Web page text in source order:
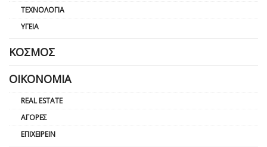
ΤΕΧΝΟΛΟΓΊΑ
ΥΓΕΊΑ
ΚΌΣΜΟΣ
ΟΙΚΟΝΟΜΊΑ
REAL ESTATE
ΑΓΟΡΈΣ
ΕΠΙΧΕΙΡΕΊΝ